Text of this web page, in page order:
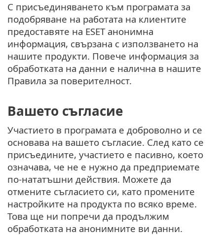
С присъединяването към програмата за
подобряване на работата на клиентите
предоставяте на ESET анонимна
информация, свързана с използването на
нашите продукти. Повече информация за
обработката на данни е налична в нашите
Правила за поверителност.
Вашето съгласие
Участието в програмата е доброволно и се
основава на вашето съгласие. След като се
присъедините, участието е пасивно, което
означава, че не е нужно да предприемате
по-нататъшни действия. Можете да
отмените съгласието си, като промените
настройките на продукта по всяко време.
Това ще ни попречи да продължим
обработката на анонимните ви данни.